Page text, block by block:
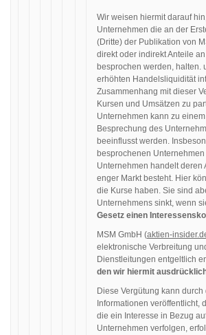
Wir weisen hiermit darauf
Unternehmen die an der
(Dritte) der Publikation von
direkt oder indirekt Anteile
besprochen werden, halten.
erhöhten Handelsliquidität
Zusammenhang mit dieser
Kursen und Umsätzen zu
Unternehmen kann zu
Besprechung des
beeinflusst werden.
besprochenen
Unternehmen handelt
enger Markt besteht. Hier
die Kurse haben. Sie sind
Unternehmens sinkt, wenn
Gesetz einen
MSM GmbH (aktien-
elektronische Verbreitung
Dienstleitungen entgeltlich
den wir hiermit
Diese Vergütung kann
Informationen veröffentlicht,
die ein Interesse in Bezug
Unternehmen verfolgen,